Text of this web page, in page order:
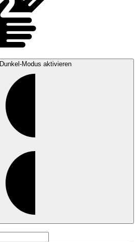
Dunkel-Modus aktivieren